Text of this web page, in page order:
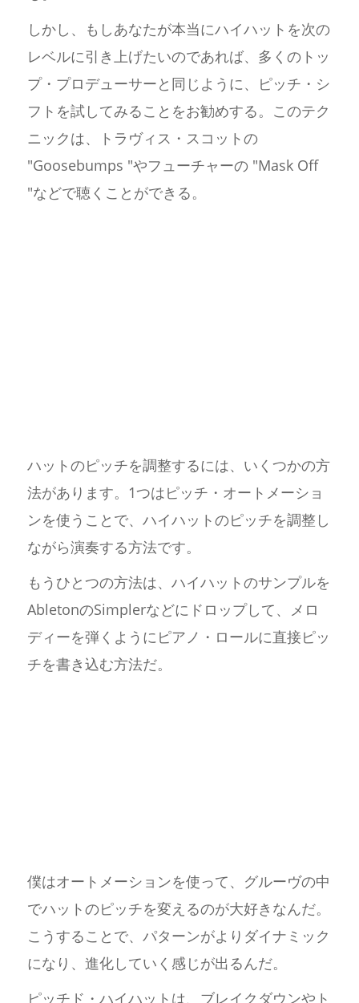
しかし、もしあなたが本当にハイハットを次の
レベルに引き上げたいのであれば、多くのトッ
プ・プロデューサーと同じように、ピッチ・シ
フトを試してみることをお勧めする。このテク
ニックは、トラヴィス・スコットの
"Goosebumps "やフューチャーの "Mask Off
"などで聴くことができる。
ハットのピッチを調整するには、いくつかの方
法があります。1つはピッチ・オートメーショ
ンを使うことで、ハイハットのピッチを調整し
ながら演奏する方法です。
もうひとつの方法は、ハイハットのサンプルを
AbletonのSimplerなどにドロップして、メロ
ディーを弾くようにピアノ・ロールに直接ピッ
チを書き込む方法だ。
僕はオートメーションを使って、グルーヴの中
でハットのピッチを変えるのが大好きなんだ。
こうすることで、パターンがよりダイナミック
になり、進化していく感じが出るんだ。
ピッチド・ハイハットは、ブレイクダウンやト